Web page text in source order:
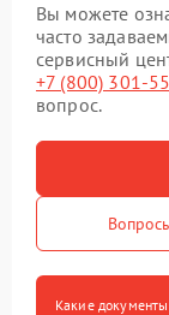
Вы можете
часто
сервисный
+7 (800) 301-
вопрос.
Какие